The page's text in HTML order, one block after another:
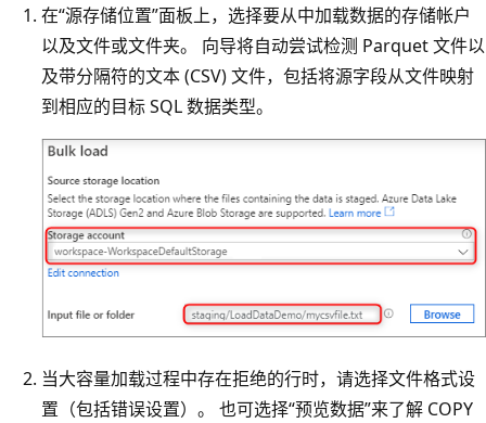
在“源存储位置”面板上，选择要从中加载数据的存储帐户
以及文件或文件夹。 向导将自动尝试检测 Parquet 文件以
及带分隔符的文本 (CSV) 文件，包括将源字段从文件映射
到相应的目标 SQL 数据类型。
当大容量加载过程中存在拒绝的行时，请选择文件格式设
置（包括错误设置）。 也可选择“预览数据”来了解 COPY